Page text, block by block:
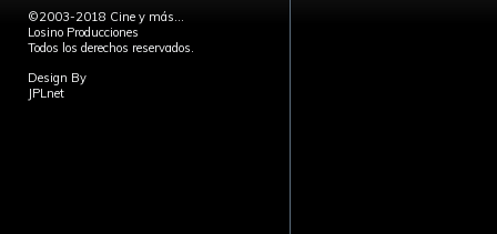
©2003-2018 Cine y más...
Losino Producciones
Todos los derechos reservados.
Design By
JPLnet